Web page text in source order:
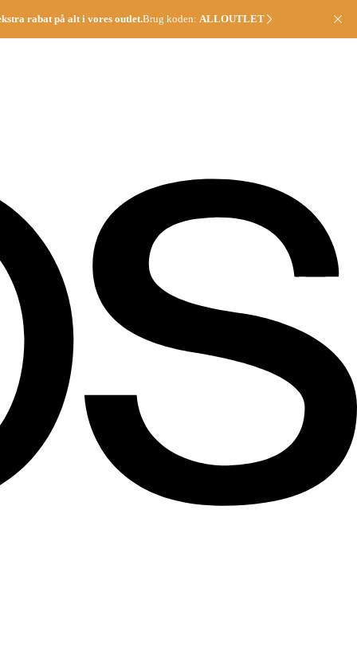
rabat på alt i vores outlet.Brug koden: ALLOUTLET